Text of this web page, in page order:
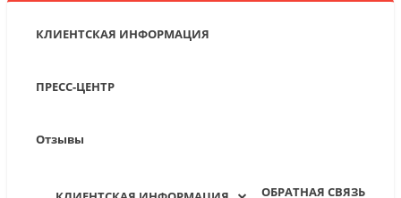
КЛИЕНТСКАЯ ИНФОРМАЦИЯ
ПРЕСС-ЦЕНТР
Отзывы
ОБРАТНАЯ СВЯЗЬ